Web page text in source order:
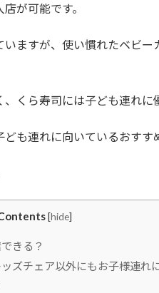
が可能です。
ますが、使い慣れたベビ
くら寿司には子ども連れに
も連れに向いているおすす
[hide]
きる？
ズチェア以外にもお子様連れ